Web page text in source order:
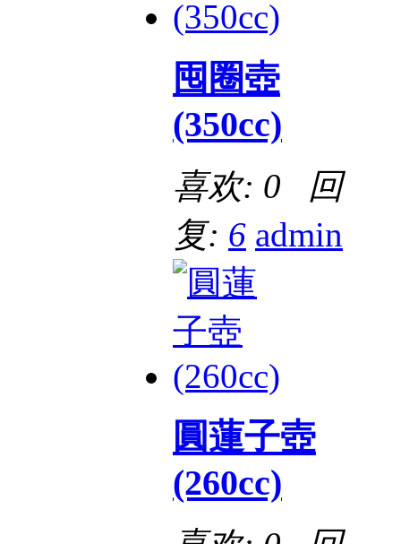
囤圈壺
(350cc)
喜欢: 0 回
复: 6 admin
圓蓮子壺
(260cc)